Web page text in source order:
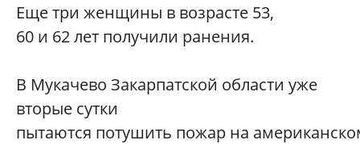
Еще три женщины в возрасте 53,
60 и 62 лет получили ранения.
В Мукачево Закарпатской области уже
вторые сутки
пытаются потушить пожар на